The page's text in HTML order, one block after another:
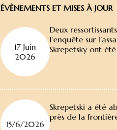
ÉVÈNEMENTS ET MISES À JOUR
17 Juin
2026
Deux
l’enquête sur
Skrepetsky ont
15/6/2026
Skrepetski a été
près de la